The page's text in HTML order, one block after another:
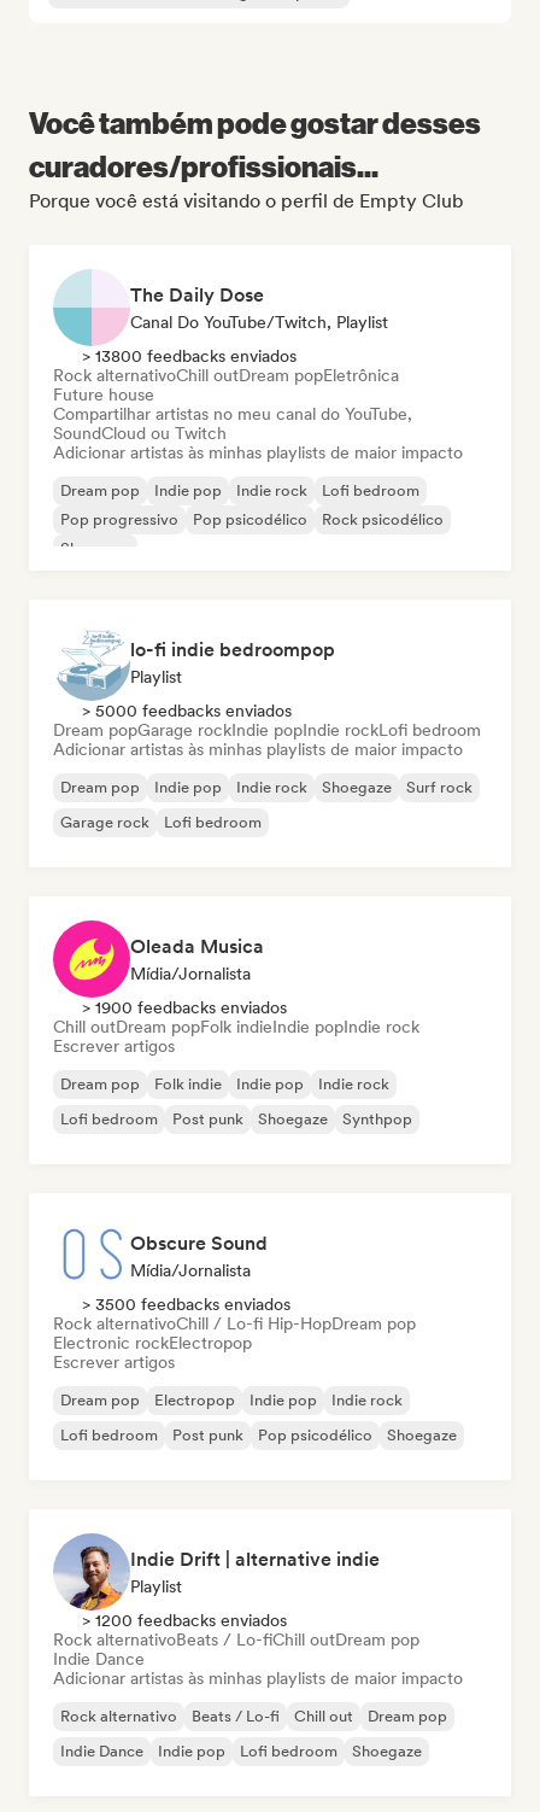
Você também pode gostar desses
curadores/profissionais...
Porque você está visitando o perfil de Empty Club
The Daily Dose
Canal Do YouTube/Twitch, Playlist
> 13800 feedbacks enviados
Rock alternativoChill outDream popEletrônica
Future house
Compartilhar artistas no meu canal do YouTube,
SoundCloud ou Twitch
Adicionar artistas às minhas playlists de maior impacto
Dream pop Indie pop Indie rock
Lofi bedroom
Pop progressivo
Pop psicodélico
Rock psicodélico
Shoegaze
lo-fi indie bedroompop
Playlist
> 5000 feedbacks enviados
Dream popGarage rockIndie popIndie rockLofi bedroom
Adicionar artistas às minhas playlists de maior impacto
Dream pop Indie pop Indie rock Shoegaze
Surf rock
Garage rock
Lofi bedroom
Oleada Musica
Mídia/Jornalista
> 1900 feedbacks enviados
Chill outDream popFolk indieIndie popIndie rock
Escrever artigos
Dream pop Folk indie Indie pop
Indie rock
Lofi bedroom
Post punk Shoegaze Synthpop
Obscure Sound
Mídia/Jornalista
> 3500 feedbacks enviados
Rock alternativoChill / Lo-fi Hip-HopDream pop
Electronic rockElectropop
Escrever artigos
Dream pop Electropop Indie pop
Indie rock
Lofi bedroom
Post punk Pop psicodélico Shoegaze
Indie Drift | alternative indie
Playlist
> 1200 feedbacks enviados
Rock alternativoBeats / Lo-fiChill outDream pop
Indie Dance
Adicionar artistas às minhas playlists de maior impacto
Rock alternativo Beats / Lo-fi Chill out
Dream pop
Indie Dance
Indie pop Lofi bedroom Shoegaze